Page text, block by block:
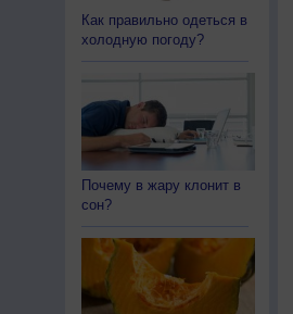
Как правильно одеться в
холодную погоду?
Почему в жару клонит в
сон?